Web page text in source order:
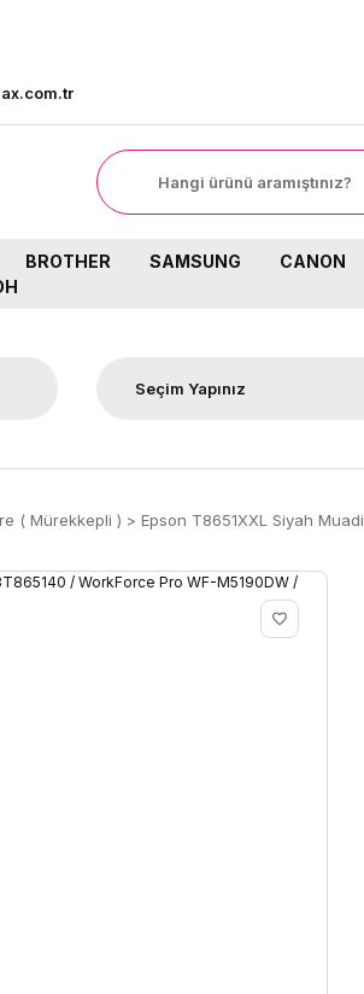
BROTHER SAMSUNG CANON
( Mürekkepli ) Epson T8651XXL Siyah